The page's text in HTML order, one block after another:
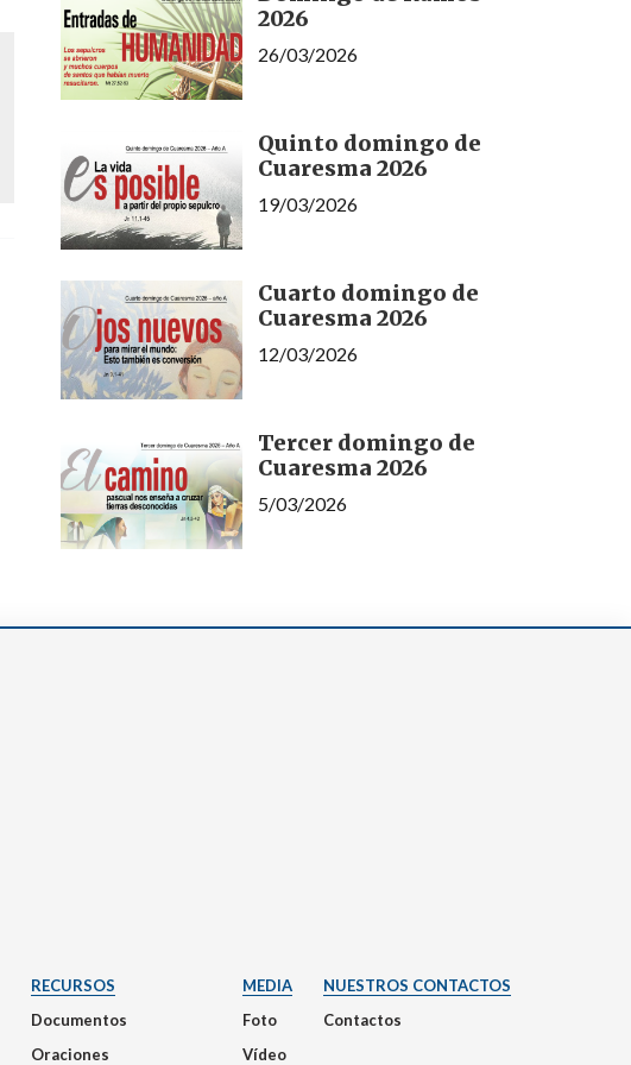
2026
26/03/2026
Quinto domingo de
Cuaresma 2026
19/03/2026
Cuarto domingo de
Cuaresma 2026
12/03/2026
Tercer domingo de
Cuaresma 2026
5/03/2026
RECURSOS
Documentos
Oraciones
MEDIA
Foto
Vídeo
NUESTROS CONTACTOS
Contactos